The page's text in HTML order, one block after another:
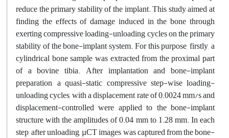
reduce the primary stability of the implant. This study aimed at
finding the effects of damage induced in the bone through
exerting compressive loading-unloading cycles on the primary
stability of the bone-implant system. For this purpose, firstly, a
cylindrical bone sample was extracted from the proximal part
of a bovine tibia. After implantation and bone-implant
preparation, a quasi-static compressive step-wise loading-
unloading cycles, with a displacement rate of 0.0024 mm/s and
displacement-controlled were applied to the bone-implant
structure with the amplitudes of 0.04 mm to 1.28 mm. In each
step, after unloading, µCT images was captured from the bone-